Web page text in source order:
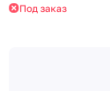
Под заказ